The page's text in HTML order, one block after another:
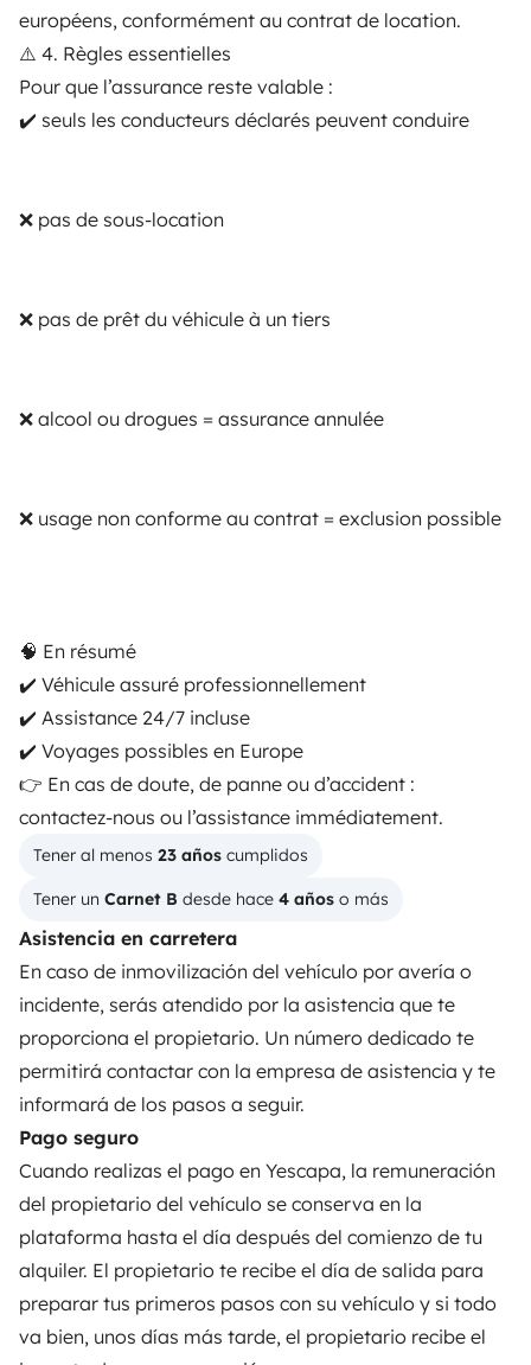
européens, conformément au contrat de location.
⚠️ 4. Règles essentielles
Pour que l’assurance reste valable :
✔️ seuls les conducteurs déclarés peuvent conduire
❌ pas de sous-location
❌ pas de prêt du véhicule à un tiers
❌ alcool ou drogues = assurance annulée
❌ usage non conforme au contrat = exclusion possible
🧠 En résumé
✔️ Véhicule assuré professionnellement
✔️ Assistance 24/7 incluse
✔️ Voyages possibles en Europe
👉 En cas de doute, de panne ou d’accident :
contactez-nous ou l’assistance immédiatement.
Tener al menos 23 años cumplidos
Tener un Carnet B desde hace 4 años o más
Asistencia en carretera
En caso de inmovilización del vehículo por avería o
incidente, serás atendido por la asistencia que te
proporciona el propietario. Un número dedicado te
permitirá contactar con la empresa de asistencia y te
informará de los pasos a seguir.
Pago seguro
Cuando realizas el pago en Yescapa, la remuneración
del propietario del vehículo se conserva en la
plataforma hasta el día después del comienzo de tu
alquiler. El propietario te recibe el día de salida para
preparar tus primeros pasos con su vehículo y si todo
va bien, unos días más tarde, el propietario recibe el
Yescapa es una plataforma que facilita y asegura el
intermediario de confianza y propone una solución
llave en mano para unas vacaciones en total libertad y
3.84/5 sobre 1170 opiniones de usuarios en Trusted
Instagram
X PinterestFacebook
ALQUILER AUTOCARAVANAS
Tus primeros pasos en autocaravana
Las opiniones de nuestros usuarios
Ayuda viajero
PROPIETARIOS
Contrato de alquiler
Seguros de alquiler
Asistencias de alquiler
Ayuda propietario
Medios de pago segurosPago en varios plazos
Descargar en
App Store
Disponible en
Google Play